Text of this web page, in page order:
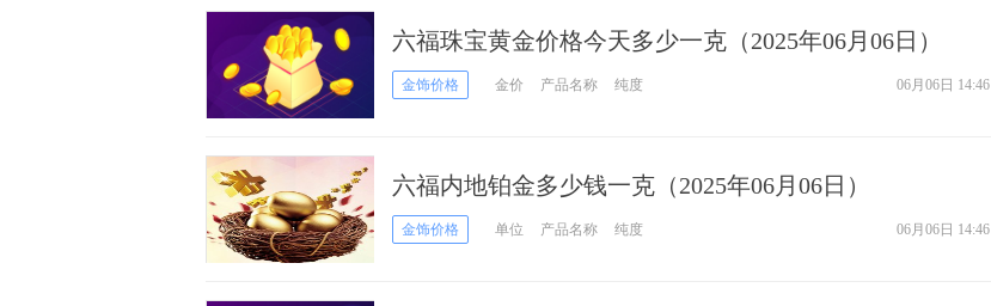
六福珠宝黄金价格今天多少一克（2025年06月06日）
金饰价格 金价 产品名称 纯度 06月06日 14:46
六福内地铂金多少钱一克（2025年06月06日）
金饰价格 单位 产品名称 纯度 06月06日 14:46